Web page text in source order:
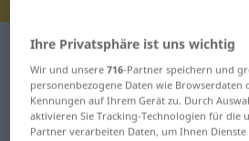
Deutsch-Französisch
Deutsch-Französisch
für "verleben"
Ihre Privatsphäre ist uns wichtig
Wir und unsere716-Partner speichern und
personenbezogene Daten wie Browserdaten
Kennungen auf Ihrem Gerät zu. Durch
aktivieren Sie Tracking-Technologien für die
Partner verarbeiten Daten, um Ihnen